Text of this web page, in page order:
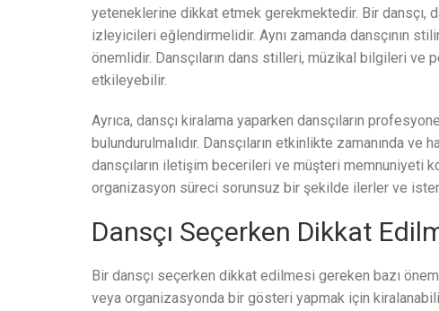
yeteneklerine dikkat etmek gerekmektedir. Bir dansçı,
izleyicileri eğlendirmelidir. Aynı zamanda dansçının
önemlidir. Dansçıların dans stilleri, müzikal bilgileri ve
etkileyebilir.
Ayrıca, dansçı kiralama yaparken dansçıların
bulundurulmalıdır. Dansçıların etkinlikte zamanında ve
dansçıların iletişim becerileri ve müşteri memnuniyeti
organizasyon süreci sorunsuz bir şekilde ilerler ve
Dansçı Seçerken Dikkat
Bir dansçı seçerken dikkat edilmesi gereken bazı
veya organizasyonda bir gösteri yapmak için